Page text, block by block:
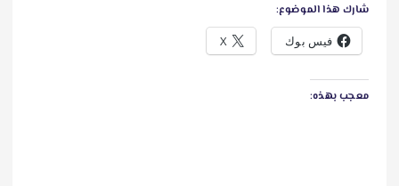
شارك هذا الموضوع:
فيس بوك X
معجب بهذه: